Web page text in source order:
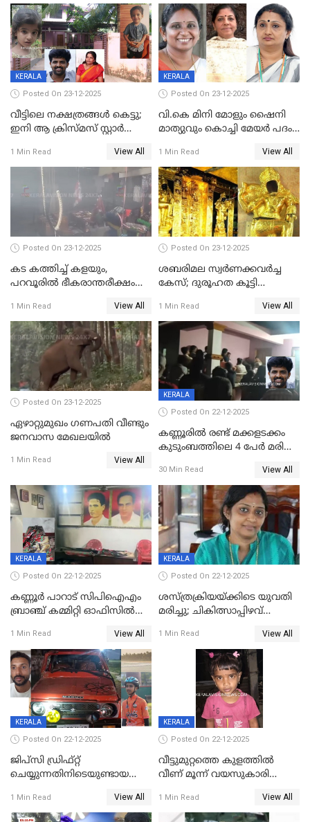
രണ്ട് കേസുകൾ
KERALA
Posted On 23-12-2025
വീട്ടിലെ നക്ഷത്രങ്ങൾ കെട്ടു;
ഇനി ആ ക്രിസ്മസ് സ്റ്റാർ
വേണ്ടിയുള്ള
പിടിവലിക്കിടയിൽ
അപ്പൂപ്പനെതിരെ പോക്സോ
കേസ് ഒടുവിൽ 4 ജീവനുകൾ
പൊലിഞ്ഞു
1 Min Read View All
KERALA
Posted On 23-12-2025
വി.കെ മിനി മോളും ഷൈനി
മാത്യുവും കൊച്ചി മേയർ പദം
മേയറാകില്ല
1 Min Read View All
Posted On 23-12-2025
കട കത്തിച്ച് കളയും,
പറവൂരില്‍ ഭീകരാന്തരീക്ഷം
1 Min Read View All
Posted On 23-12-2025
ശബരിമല സ്വര്‍ണക്കവര്‍ച്ച
കേസ്; ദുരൂഹത കൂട്ടി
1 Min Read View All
Posted On 23-12-2025
ഏഴാറ്റുമുഖം ഗണപതി വീണ്ടും
ജനവാസ മേഖലയിൽ
1 Min Read View All
KERALA
Posted On 22-12-2025
കണ്ണൂരിൽ രണ്ട് മക്കളടക്കം
കുടുംബത്തിലെ 4 പേർ മരിച്ച
30 Min Read View All
KERALA
Posted On 22-12-2025
കണ്ണൂർ പാറാട് സിപിഐഎം
ബ്രാഞ്ച് കമ്മിറ്റി ഓഫിസിൽ
ചിത്രങ്ങളടക്കം കത്തിയ
നിലയിൽ
1 Min Read View All
KERALA
Posted On 22-12-2025
ശസ്ത്രക്രിയയ്‌ക്കിടെ യുവതി
മരിച്ചു; ചികിത്സാപ്പിഴവ്
സംഭവം മാവേലിക്കരയിൽ
1 Min Read View All
KERALA
Posted On 22-12-2025
ജിപ്സി ഡ്രിഫ്റ്റ്
ചെയ്യുന്നതിനിടെയുണ്ടായ
ദാരുണാന്ത്യം; ജീപ്സി
ഓടിച്ചയാൾ അറസ്റ്റിൽ.
1 Min Read View All
KERALA
Posted On 22-12-2025
വീട്ടുമുറ്റത്തെ കുളത്തിൽ
വീണ് മൂന്ന് വയസുകാരി
1 Min Read View All